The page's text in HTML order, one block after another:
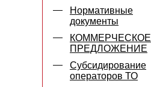
Нормативные
документы
КОММЕРЧЕСКОЕ
ПРЕДЛОЖЕНИЕ
Субсидирование
операторов ТО